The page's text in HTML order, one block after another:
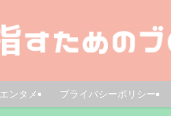
エンタメ プライバシーポリシー